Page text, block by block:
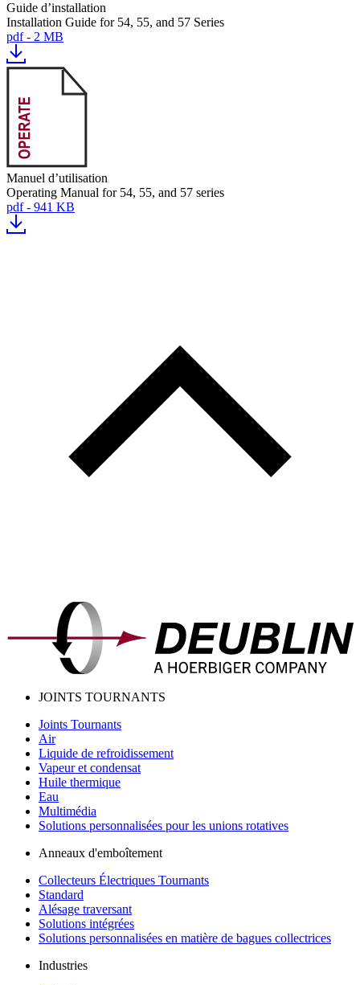
Guide d’installation
Installation Guide for 54, 55, and 57 Series
pdf - 2 MB
Manuel d’utilisation
Operating Manual for 54, 55, and 57 series
pdf - 941 KB
JOINTS TOURNANTS
Joints Tournants
Air
Liquide de refroidissement
Vapeur et condensat
Huile thermique
Eau
Multimédia
Solutions personnalisées pour les unions rotatives
Anneaux d'emboîtement
Collecteurs Électriques Tournants
Standard
Alésage traversant
Solutions intégrées
Solutions personnalisées en matière de bagues collectrices
Industries